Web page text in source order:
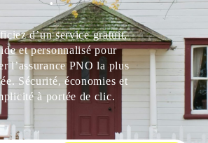
d’un service gratuit,
et personnalisé pour
l’assurance PNO la plus
Sécurité, économies et
à portée de clic.